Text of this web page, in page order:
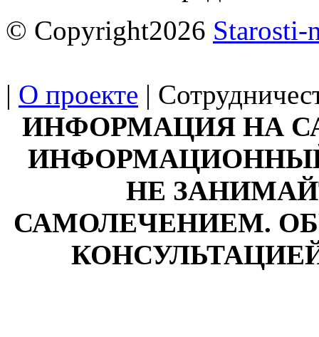
© Copyright2026 Starosti-
| О проекте |
ИНФОРМАЦИЯ НА
НЕ
САМОЛЕЧЕНИЕМ.